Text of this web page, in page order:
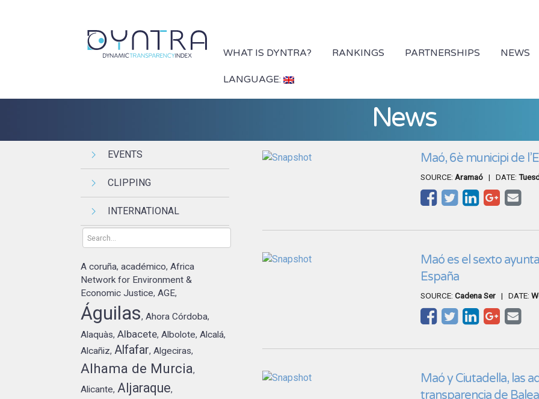
WHAT IS DYNTRA? RANKINGS PARTNERSHIPS NEWS
LANGUAGE:
News
EVENTS
CLIPPING
INTERNATIONAL
A coruña,académico,Africa
Network for Environment &
Economic Justice,AGE,
Águilas,Ahora Córdoba,
Alaquàs,Albacete,Albolote,Alcalá,
Alcañiz, Alfafar,Algeciras,
Alhama de Murcia,
Alicante, Aljaraque,
Maó, 6è municipi de
SOURCE: Aramaó| DATE:
Maó es el sexto
España
SOURCE: Cadena Ser| DATE:
Maó y Ciutadella, las
transparencia de